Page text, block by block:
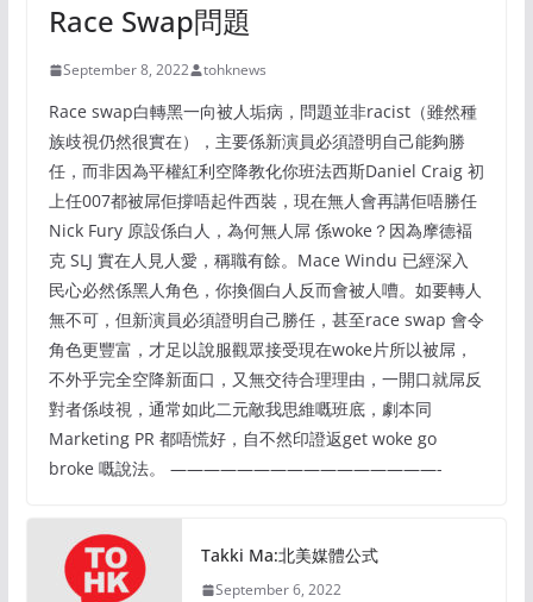
Race Swap問題
September 8, 2022 tohknews
Race swap白轉黑一向被人垢病，問題並非racist（雖然種
族歧視仍然很實在），主要係新演員必須證明自己能夠勝
任，而非因為平權紅利空降教化你班法西斯Daniel Craig 初
上任007都被屌佢撐唔起件西裝，現在無人會再講佢唔勝任
Nick Fury 原設係白人，為何無人屌 係woke？因為摩德褔
克 SLJ 實在人見人愛，稱職有餘。Mace Windu 已經深入
民心必然係黑人角色，你換個白人反而會被人嘈。如要轉人
無不可，但新演員必須證明自己勝任，甚至race swap 會令
角色更豐富，才足以說服觀眾接受現在woke片所以被屌，
不外乎完全空降新面口，又無交待合理理由，一開口就屌反
對者係歧視，通常如此二元敵我思維嘅班底，劇本同
Marketing PR 都唔慌好，自不然印證返get woke go
broke 嘅說法。 ————————————————-
Takki Ma:北美媒體公式
September 6, 2022